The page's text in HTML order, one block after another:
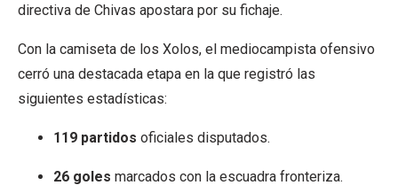
directiva de Chivas apostara por su fichaje.
Con la camiseta de los Xolos, el mediocampista ofensivo
cerró una destacada etapa en la que registró las
siguientes estadísticas:
119 partidos oficiales disputados.
26 goles marcados con la escuadra fronteriza.